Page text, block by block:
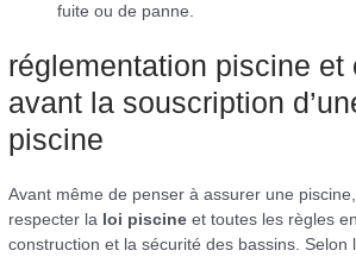
fuite ou de panne.
réglementation piscine et
avant la souscription
piscine
Avant même de penser à assurer une
respecter la loi piscine et toutes les règles
construction et la sécurité des bassins. Selon